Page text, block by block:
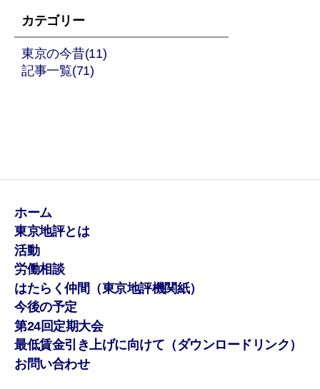
カテゴリー
東京の今昔(11)
記事一覧(71)
ホーム
東京地評とは
活動
労働相談
はたらく仲間（東京地評機関紙）
今後の予定
第24回定期大会
最低賃金引き上げに向けて（ダウンロードリンク）
お問い合わせ